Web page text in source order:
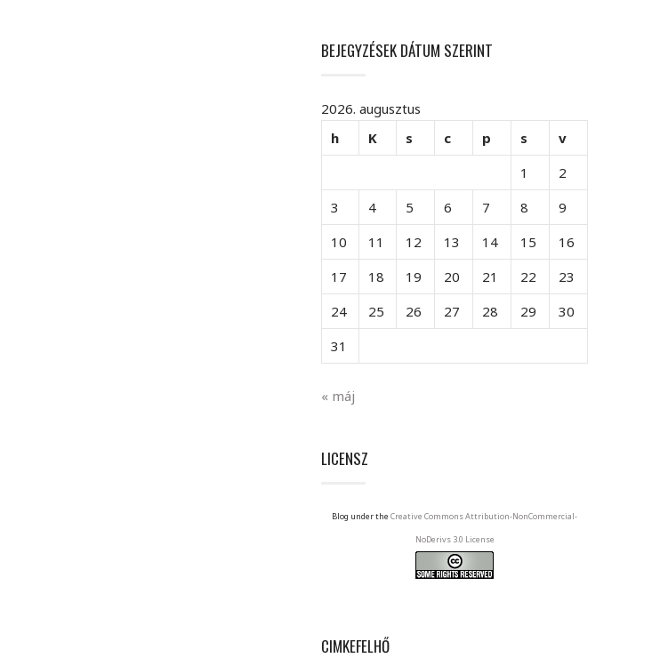
BEJEGYZÉSEK DÁTUM SZERINT
2026. augusztus
h
K s c p s
v
1
2
3
4 5 6 7 8
9
10
11 12 13 14 15
16
17
18 19 20 21 22
23
24
25 26 27 28 29
30
31
« máj
LICENSZ
Blog under the Creative Commons Attribution-NonCommercial-
NoDerivs 3.0 License
CIMKEFELHŐ